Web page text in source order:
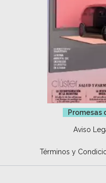
Promesas
Aviso
Términos y